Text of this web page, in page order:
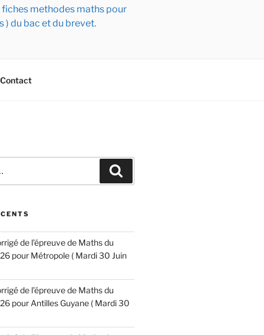
methodes maths pour
) du bac et du brevet.
Contact
de l’épreuve de Maths du
pour Métropole ( Mardi 30 Juin
de l’épreuve de Maths du
pour Antilles Guyane ( Mardi 30